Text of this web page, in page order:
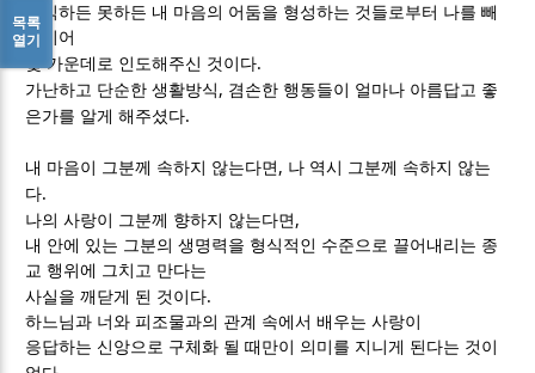
의식하든 못하든 내 마음의 어둠을 형성하는 것들로부터 나를 빼
내시어
빛 가운데로 인도해주신 것이다.
가난하고 단순한 생활방식 , 겸손한 행동들이 얼마나 아름답고 좋
은가를 알게 해주셨다.
내 마음이 그분께 속하지 않는다면 , 나 역시 그분께 속하지 않는
다.
나의 사랑이 그분께 향하지 않는다면 ,
내 안에 있는 그분의 생명력을 형식적인 수준으로 끌어내리는 종
교 행위에 그치고 만다는
사실을 깨닫게 된 것이다.
하느님과 너와 피조물과의 관계 속에서 배우는 사랑이
응답하는 신앙으로 구체화 될 때만이 의미를 지니게 된다는 것이
목록
열기